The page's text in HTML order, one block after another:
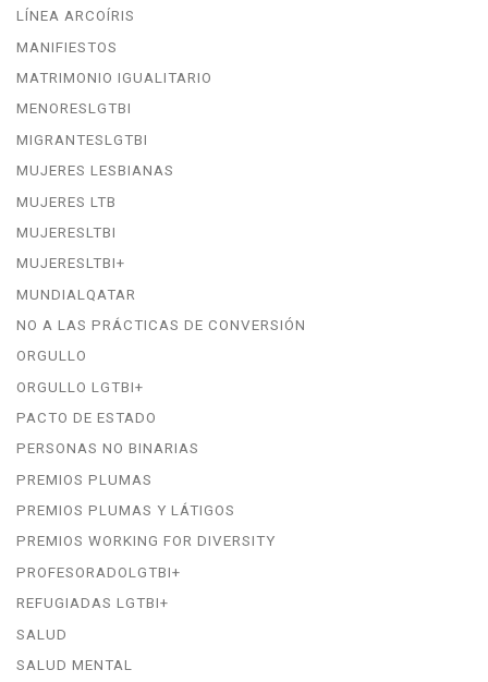
LÍNEA ARCOÍRIS
MANIFIESTOS
MATRIMONIO IGUALITARIO
MENORESLGTBI
MIGRANTESLGTBI
MUJERES LESBIANAS
MUJERES LTB
MUJERESLTBI
MUJERESLTBI+
MUNDIALQATAR
NO A LAS PRÁCTICAS DE CONVERSIÓN
ORGULLO
ORGULLO LGTBI+
PACTO DE ESTADO
PERSONAS NO BINARIAS
PREMIOS PLUMAS
PREMIOS PLUMAS Y LÁTIGOS
PREMIOS WORKING FOR DIVERSITY
PROFESORADOLGTBI+
REFUGIADAS LGTBI+
SALUD
SALUD MENTAL